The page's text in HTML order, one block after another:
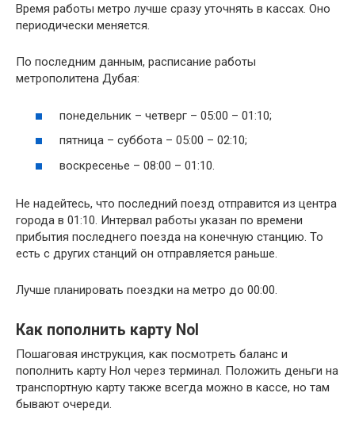
Время работы метро лучше сразу уточнять в кассах. Оно
периодически меняется.
По последним данным, расписание работы
метрополитена Дубая:
понедельник – четверг – 05:00 – 01:10;
пятница – суббота – 05:00 – 02:10;
воскресенье – 08:00 – 01:10.
Не надейтесь, что последний поезд отправится из центра
города в 01:10. Интервал работы указан по времени
прибытия последнего поезда на конечную станцию. То
есть с других станций он отправляется раньше.
Лучше планировать поездки на метро до 00:00.
Как пополнить карту Nol
Пошаговая инструкция, как посмотреть баланс и
пополнить карту Нол через терминал. Положить деньги на
транспортную карту также всегда можно в кассе, но там
бывают очереди.